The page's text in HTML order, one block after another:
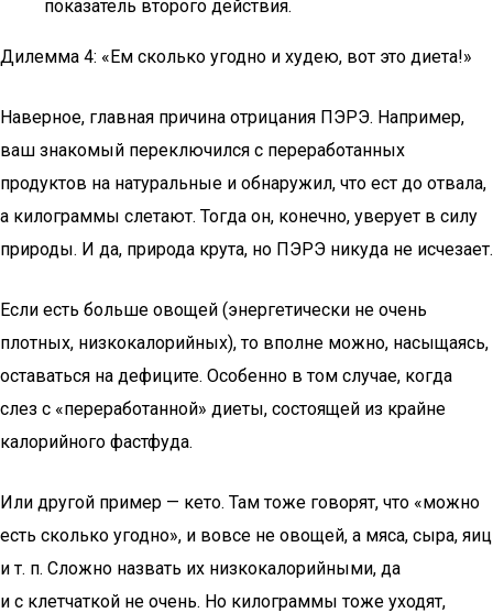
показатель второго действия.
Дилемма 4: «Ем сколько угодно и худею, вот это диета!»
Наверное, главная причина отрицания ПЭРЭ. Например,
ваш знакомый переключился с переработанных
продуктов на натуральные и обнаружил, что ест до отвала,
а килограммы слетают. Тогда он, конечно, уверует в силу
природы. И да, природа крута, но ПЭРЭ никуда не исчезает.
Если есть больше овощей (энергетически не очень
плотных, низкокалорийных), то вполне можно, насыщаясь,
оставаться на дефиците. Особенно в том случае, когда
слез с «переработанной» диеты, состоящей из крайне
калорийного фастфуда.
Или другой пример — кето. Там тоже говорят, что «можно
есть сколько угодно», и вовсе не овощей, а мяса, сыра, яиц
и т. п. Сложно назвать их низкокалорийными, да
и с клетчаткой не очень. Но килограммы тоже уходят,